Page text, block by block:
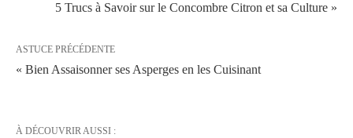
5 Trucs à Savoir sur le Concombre Citron et sa Culture »
ASTUCE PRÉCÉDENTE
« Bien Assaisonner ses Asperges en les Cuisinant
À DÉCOUVRIR AUSSI :